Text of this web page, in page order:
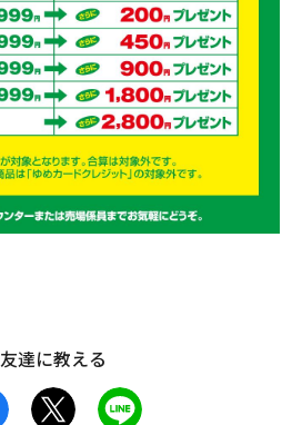
友達に教える
facebook